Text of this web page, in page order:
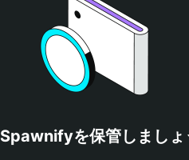
Spawnifyを保管しましょ